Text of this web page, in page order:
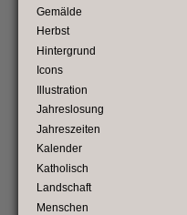
Gemälde
Herbst
Hintergrund
Icons
Illustration
Jahreslosung
Jahreszeiten
Kalender
Katholisch
Landschaft
Menschen